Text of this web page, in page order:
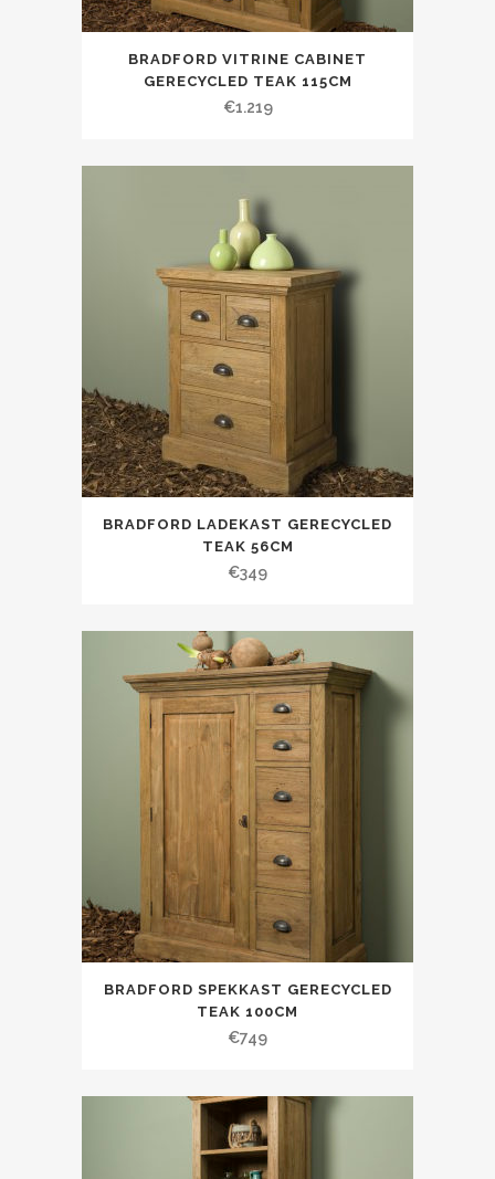
BRADFORD VITRINE CABINET
GERECYCLED TEAK 115CM
€1.219
BRADFORD LADEKAST GERECYCLED
TEAK 56CM
€349
BRADFORD SPEKKAST GERECYCLED
TEAK 100CM
€749